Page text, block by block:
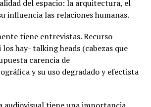
del espacio: la arquitectura, el
influencia las relaciones humanas.
tiene entrevistas. Recurso
los hay-talkingheads(cabezas que
carencia de
y su uso degradado y efectista